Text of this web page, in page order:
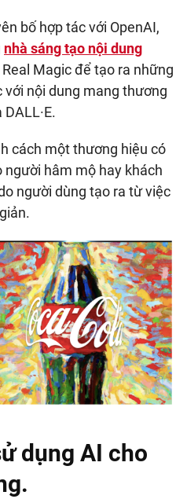
bố hợp tác với OpenAI,
nhà sáng tạo nội dung
Magic để tạo ra những
nội dung mang thương
cách một thương hiệu có
hâm mộ hay khách
người dùng tạo ra từ việc
dụng AI cho